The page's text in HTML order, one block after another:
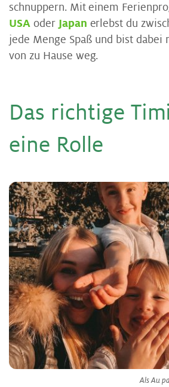
schnuppern. Mit einem
USA oder Japan erlebst du
jede Menge Spaß und bist dabei
von zu Hause weg.
Das rich­ti­ge
eine Rol­le
Als Au